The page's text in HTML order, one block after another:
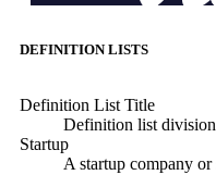
DEFINITION LISTS
Definition List Title
Definition list
Startup
A startup company